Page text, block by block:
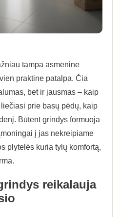
tampa asmenine
praktine patalpa. Čia
bet ir jausmas – kaip
prie basų pėdų, kaip
Būtent grindys formuoja
į jas nekreipiame
plytelės kuria tylų komfortą,
reikalauja